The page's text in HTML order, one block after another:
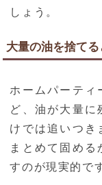
しょう。
大量の油を捨て
ホームパーティ
ど、油が大量に
けでは追いつき
まとめて固める
すのが現実的で